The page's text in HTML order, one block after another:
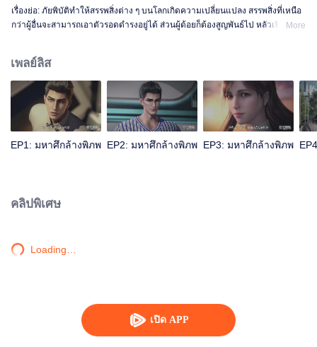
เปิด APP
เรื่องย่อ: ภัยพิบัติทำให้สรรพสิ่งต่าง ๆ บนโลกเกิดความเปลี่ยนแปลง สรรพสิ่งที่เหนือ
กว่าผู้อื่นจะสามารถเอาตัวรอดดำรงอยู่ได้ ส่วนผู้ด้อยก็ต้องสูญพันธ์ไป หลัวเฟิงกลาย
กัน และทำการพัฒนาเป็นร่างกายมนุษย์ หลังจากนั้นเขาก็ได้ออกจากดาวโลกมุ่งสู่
จักรวาล เรื่องราวการต่อสู้ได้เริ่มขึ้นแล้ว รับชมได้ผ่านทาง WeTV
More
เพลย์ลิส
EP1: มหาศึกล้างพิภพ EP2: มหาศึกล้างพิภพ EP3: มหาศึกล้างพิภพ
คลิปพิเศษ
Loading…